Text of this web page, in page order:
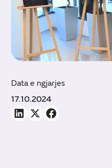
Data e ngjarjes
17.10.2024